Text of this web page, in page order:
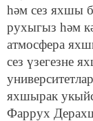
һәм сез яхшы
рухыгыз һәм
атмосфера
сез үзегезне
яхшырак
Фаррух